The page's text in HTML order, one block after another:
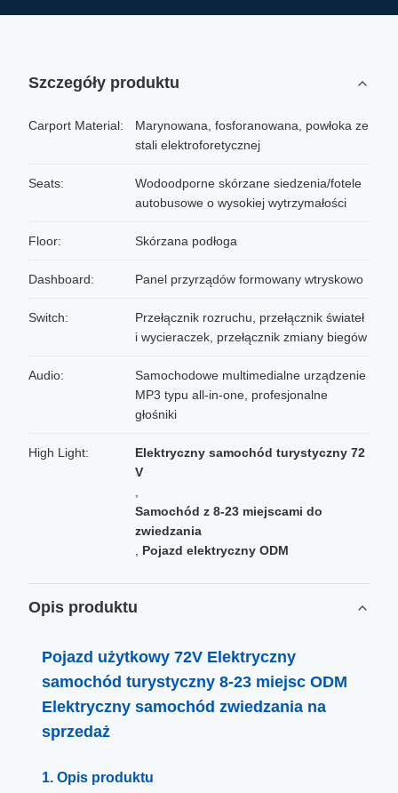
Szczegóły produktu
Carport Material:
Marynowana, fosforanowana, powłoka ze
stali elektroforetycznej
Seats:
Wodoodporne skórzane siedzenia/fotele
autobusowe o wysokiej wytrzymałości
Floor: Skórzana podłoga
Dashboard: Panel przyrządów formowany wtryskowo
Switch:
Przełącznik rozruchu, przełącznik świateł
i wycieraczek, przełącznik zmiany biegów
Audio:
Samochodowe multimedialne urządzenie
MP3 typu all-in-one, profesjonalne
głośniki
High Light:
Elektryczny samochód turystyczny 72
V
Samochód z 8-23 miejscami do
zwiedzania
Pojazd elektryczny ODM
Opis produktu
Pojazd użytkowy 72V Elektryczny
samochód turystyczny 8-23 miejsc ODM
Elektryczny samochód zwiedzania na
sprzedaż
1. Opis produktu